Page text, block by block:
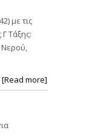
με τις
Τάξης:
[Read more]